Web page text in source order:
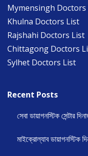
Mymensingh Doctors
Khulna Doctors List
Rajshahi Doctors List
Chittagong Doctors
Sylhet Doctors List
Recent Posts
সেবা ডায়াগনস্টিক সেন্টার
মাইক্রোল্যাব ডায়াগনস্টিক